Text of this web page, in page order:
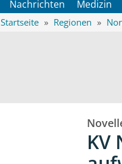
Nachrichten Medizin
Startseite Regionen
KV